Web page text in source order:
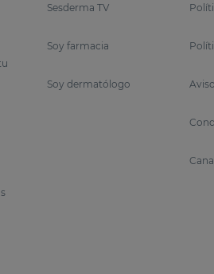
Sesderma TV
Soy farmacia
Soy dermatólogo